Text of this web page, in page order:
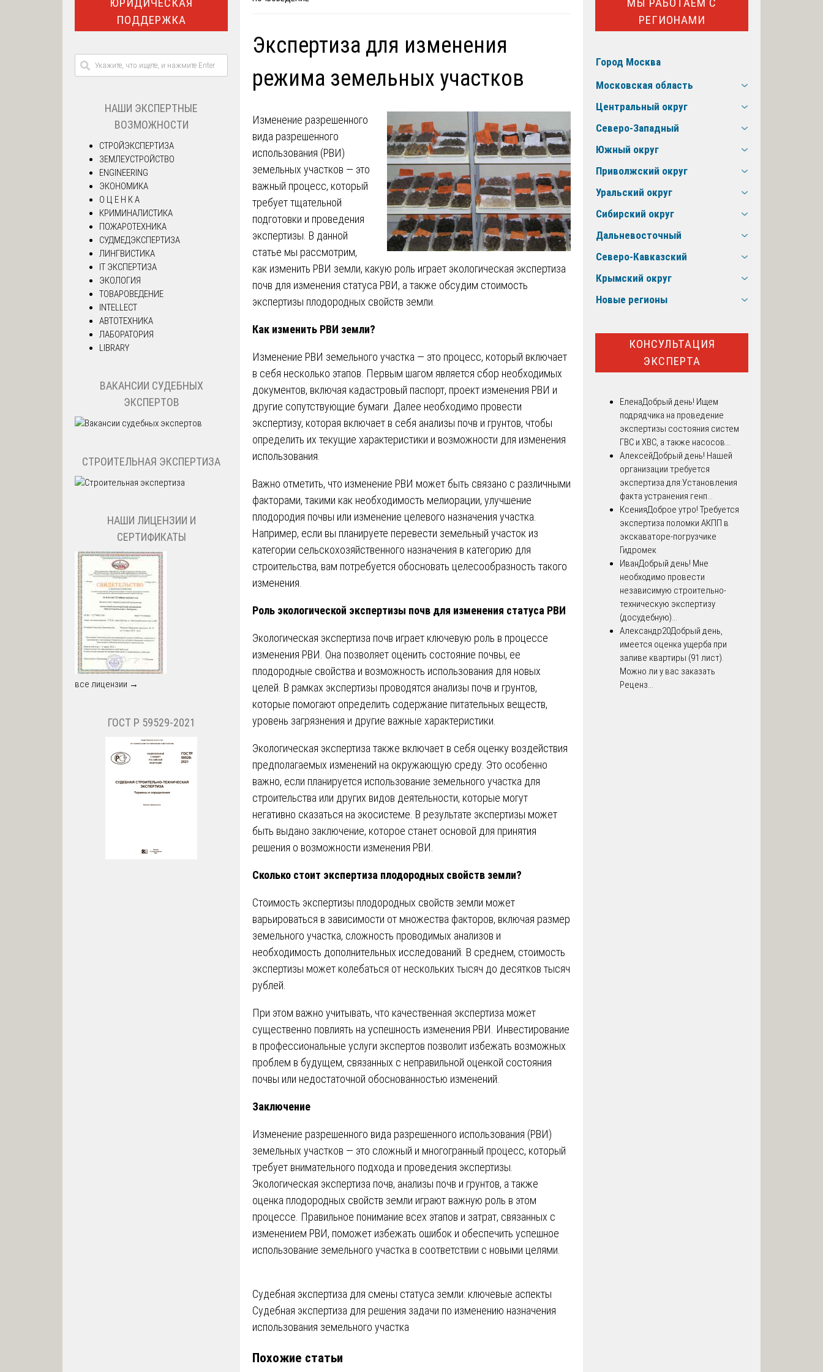
Экспертиза для изменения
режима земельных участков
Изменение разрешенного
вида разрешенного
использования (РВИ)
земельных участков — это
важный процесс, который
требует тщательной
подготовки и проведения
экспертизы. В данной
статье мы рассмотрим,
как изменить РВИ земли, какую роль играет экологическая экспертиза
почв для изменения статуса РВИ, а также обсудим стоимость
экспертизы плодородных свойств земли.
Как изменить РВИ земли?
Изменение РВИ земельного участка — это процесс, который включает
в себя несколько этапов. Первым шагом является сбор необходимых
документов, включая кадастровый паспорт, проект изменения РВИ и
другие сопутствующие бумаги. Далее необходимо провести
экспертизу, которая включает в себя анализы почв и грунтов, чтобы
определить их текущие характеристики и возможности для изменения
использования.
Важно отметить, что изменение РВИ может быть связано с различными
факторами, такими как необходимость мелиорации, улучшение
плодородия почвы или изменение целевого назначения участка.
Например, если вы планируете перевести земельный участок из
категории сельскохозяйственного назначения в категорию для
строительства, вам потребуется обосновать целесообразность такого
изменения.
Роль экологической экспертизы почв для изменения статуса РВИ
Экологическая экспертиза почв играет ключевую роль в процессе
изменения РВИ. Она позволяет оценить состояние почвы, ее
плодородные свойства и возможность использования для новых
целей. В рамках экспертизы проводятся анализы почв и грунтов,
которые помогают определить содержание питательных веществ,
уровень загрязнения и другие важные характеристики.
Экологическая экспертиза также включает в себя оценку воздействия
предполагаемых изменений на окружающую среду. Это особенно
важно, если планируется использование земельного участка для
строительства или других видов деятельности, которые могут
негативно сказаться на экосистеме. В результате экспертизы может
быть выдано заключение, которое станет основой для принятия
решения о возможности изменения РВИ.
Сколько стоит экспертиза плодородных свойств земли?
Стоимость экспертизы плодородных свойств земли может
варьироваться в зависимости от множества факторов, включая размер
земельного участка, сложность проводимых анализов и
необходимость дополнительных исследований. В среднем, стоимость
экспертизы может колебаться от нескольких тысяч до десятков тысяч
рублей.
При этом важно учитывать, что качественная экспертиза может
существенно повлиять на успешность изменения РВИ. Инвестирование
в профессиональные услуги экспертов позволит избежать возможных
проблем в будущем, связанных с неправильной оценкой состояния
почвы или недостаточной обоснованностью изменений.
Заключение
Изменение разрешенного вида разрешенного использования (РВИ)
земельных участков — это сложный и многогранный процесс, который
требует внимательного подхода и проведения экспертизы.
Экологическая экспертиза почв, анализы почв и грунтов, а также
оценка плодородных свойств земли играют важную роль в этом
процессе. Правильное понимание всех этапов и затрат, связанных с
изменением РВИ, поможет избежать ошибок и обеспечить успешное
использование земельного участка в соответствии с новыми целями.
Навигация
по
Судебная экспертиза для смены статуса земли: ключевые аспекты
Судебная экспертиза для решения задачи по изменению назначения
использования земельного участка
Похожие статьи
ПОДДЕРЖКА
НАШИ ЭКСПЕРТНЫЕ
ВОЗМОЖНОСТИ
СТРОЙЭКСПЕРТИЗА
ЗЕМЛЕУСТРОЙСТВО
ENGINEERING
ЭКОНОМИКА
О Ц Е Н К А
КРИМИНАЛИСТИКА
ПОЖАРОТЕХНИКА
СУДМЕДЭКСПЕРТИЗА
ЛИНГВИСТИКА
IT ЭКСПЕРТИЗА
ЭКОЛОГИЯ
ТОВАРОВЕДЕНИЕ
INTELLECT
АВТОТЕХНИКА
ЛАБОРАТОРИЯ
LIBRARY
ВАКАНСИИ СУДЕБНЫХ
ЭКСПЕРТОВ
СТРОИТЕЛЬНАЯ ЭКСПЕРТИЗА
НАШИ ЛИЦЕНЗИИ И
СЕРТИФИКАТЫ
все лицензии →
ГОСТ Р 59529-2021
РЕГИОНАМИ
Город Москва
Московская область
Центральный округ
Северо-Западный
Южный округ
Приволжский округ
Уральский округ
Сибирский округ
Дальневосточный
Северо-Кавказский
Крымский округ
Новые регионы
КОНСУЛЬТАЦИЯ
ЭКСПЕРТА
ЕленаДобрый день! Ищем
подрядчика на проведение
экспертизы состояния систем
ГВС и ХВС, а также насосов...
АлексейДобрый день! Нашей
организации требуется
экспертиза для:Установления
факта устранения генп...
КсенияДоброе утро! Требуется
экспертиза поломки АКПП в
экскаваторе-погрузчике
Гидромек
ИванДобрый день! Мне
необходимо провести
независимую строительно-
техническую экспертизу
(досудебную)...
Александр20Добрый день,
имеется оценка ущерба при
заливе квартиры (91 лист).
Можно ли у вас заказать
Реценз...